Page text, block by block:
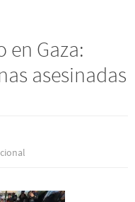
en Gaza:
asesinadas